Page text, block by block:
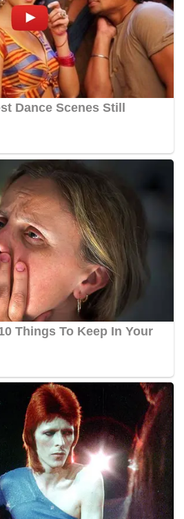
simpanan telefon bimbitnya.
pasti kebenarannya tetapi
bernama Aasyiqien Zaki yang
rumah tersebut turut
perubatan islam sudah pun
tersebut daripada menggangu
MYNEWSHUB.CC